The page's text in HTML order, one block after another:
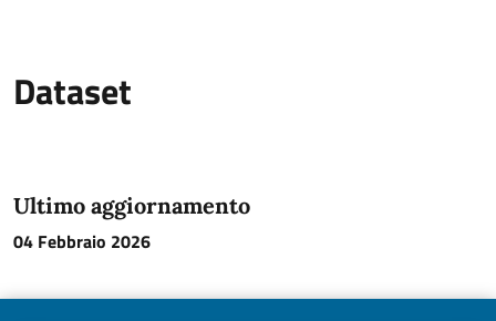
Dataset
Ultimo aggiornamento
04 Febbraio 2026